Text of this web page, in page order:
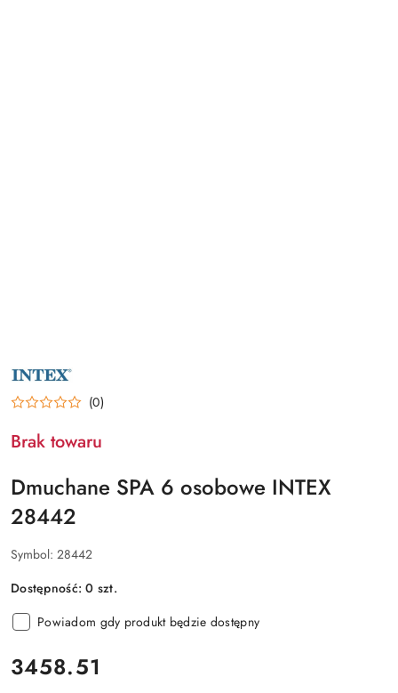
NAZWA
PRODUCENTA:
INTEX (0)
Brak towaru
Dmuchane SPA 6 osobowe INTEX
28442
Symbol: 28442
Dostępność:0 szt.
Powiadom gdy produkt będzie dostępny
cena:
3458.51